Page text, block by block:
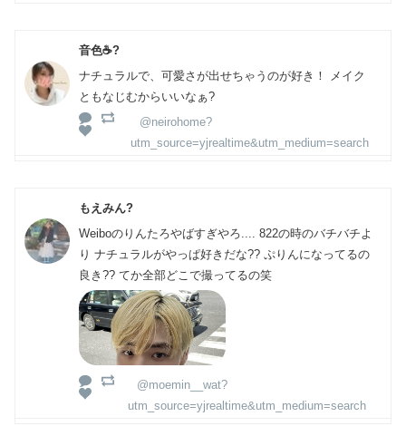
音色☕?
ナチュラルで、可愛さが出せちゃうのが好き！ メイク
ともなじむからいいなぁ?
@neirohome?
utm_source=yjrealtime&utm_medium=search
もえみん?
Weiboのりんたろやばすぎやろ.... 822の時のバチバチよ
り ナチュラルがやっぱ好きだな?? ぷりんになってるの
良き?? てか全部どこで撮ってるの笑
@moemin__wat?
utm_source=yjrealtime&utm_medium=search